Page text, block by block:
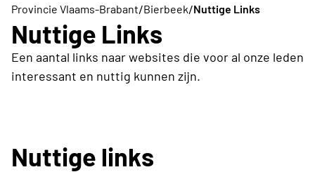
Provincie Vlaams-Brabant/Bierbeek/Nuttige Links
Nuttige Links
Een aantal links naar websites die voor al onze leden
interessant en nuttig kunnen zijn.
Nuttige links